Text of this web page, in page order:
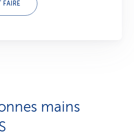
FAIRE
mains